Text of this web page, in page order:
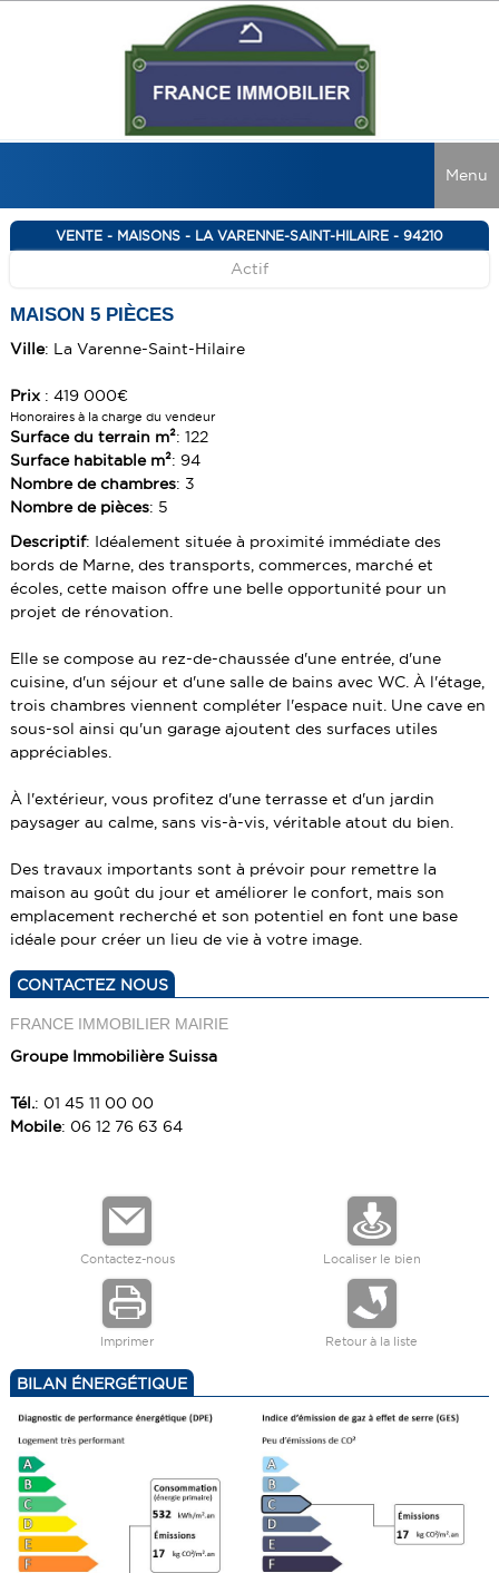
Menu
ACCUEIL
TOUTES LES VENTES
MAISONS
IMMEUBLES
LOCAUX COMMERCIAUX
TERRAINS
PARKING BOX
LOCATIONS
TOUTES LES LOCATIONS
MAISONS
APPARTEMENTS
IMMEUBLES
LOCAUX COMMERCIAUX
TERRAINS
PARKING BOX
RECHERCHER
NOS CONSEILS
GUIDE ACQUÉREUR
GUIDE VENDEUR
GUIDE TRANSACTION PARFAITE
NOS AGENCES
NOUS REJOINDRE
VENTE - MAISONS - LA VARENNE-SAINT-HILAIRE - 94210
Actif
MAISON 5 PIÈCES
Ville: La Varenne-Saint-Hilaire
Prix: 419 000€
Honoraires à la charge du vendeur
Surface du terrain m²: 122
Surface habitable m²: 94
Nombre de chambres: 3
Nombre de pièces: 5
Descriptif: Idéalement située à proximité immédiate des
bords de Marne, des transports, commerces, marché et
écoles, cette maison offre une belle opportunité pour un
projet de rénovation.
Elle se compose au rez-de-chaussée d'une entrée, d'une
cuisine, d'un séjour et d'une salle de bains avec WC. À l'étage,
trois chambres viennent compléter l'espace nuit. Une cave en
sous-sol ainsi qu'un garage ajoutent des surfaces utiles
appréciables.
À l'extérieur, vous profitez d'une terrasse et d'un jardin
paysager au calme, sans vis-à-vis, véritable atout du bien.
Des travaux importants sont à prévoir pour remettre la
maison au goût du jour et améliorer le confort, mais son
emplacement recherché et son potentiel en font une base
idéale pour créer un lieu de vie à votre image.
CONTACTEZ NOUS
FRANCE IMMOBILIER MAIRIE
Groupe Immobilière Suissa
Tél.: 01 45 11 00 00
Mobile: 06 12 76 63 64
Contactez-nous Localiser le bien
Imprimer Retour à la liste
BILAN ÉNERGÉTIQUE